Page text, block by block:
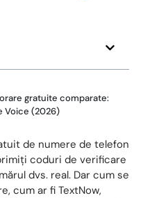
gratuite comparate:
Voice (2026)
de numere de telefon
coduri de verificare
dvs. real. Dar cum se
cum ar fi TextNow,